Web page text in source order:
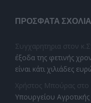
ΠΡΌΣΦΑΤΑ ΣΧΌΛΙΑ
Συγχαρητηρια στον
έξοδα της φετινής
είναι κάτι χιλιάδες
Χρήστος Μπούρας στο
Υπουργείου